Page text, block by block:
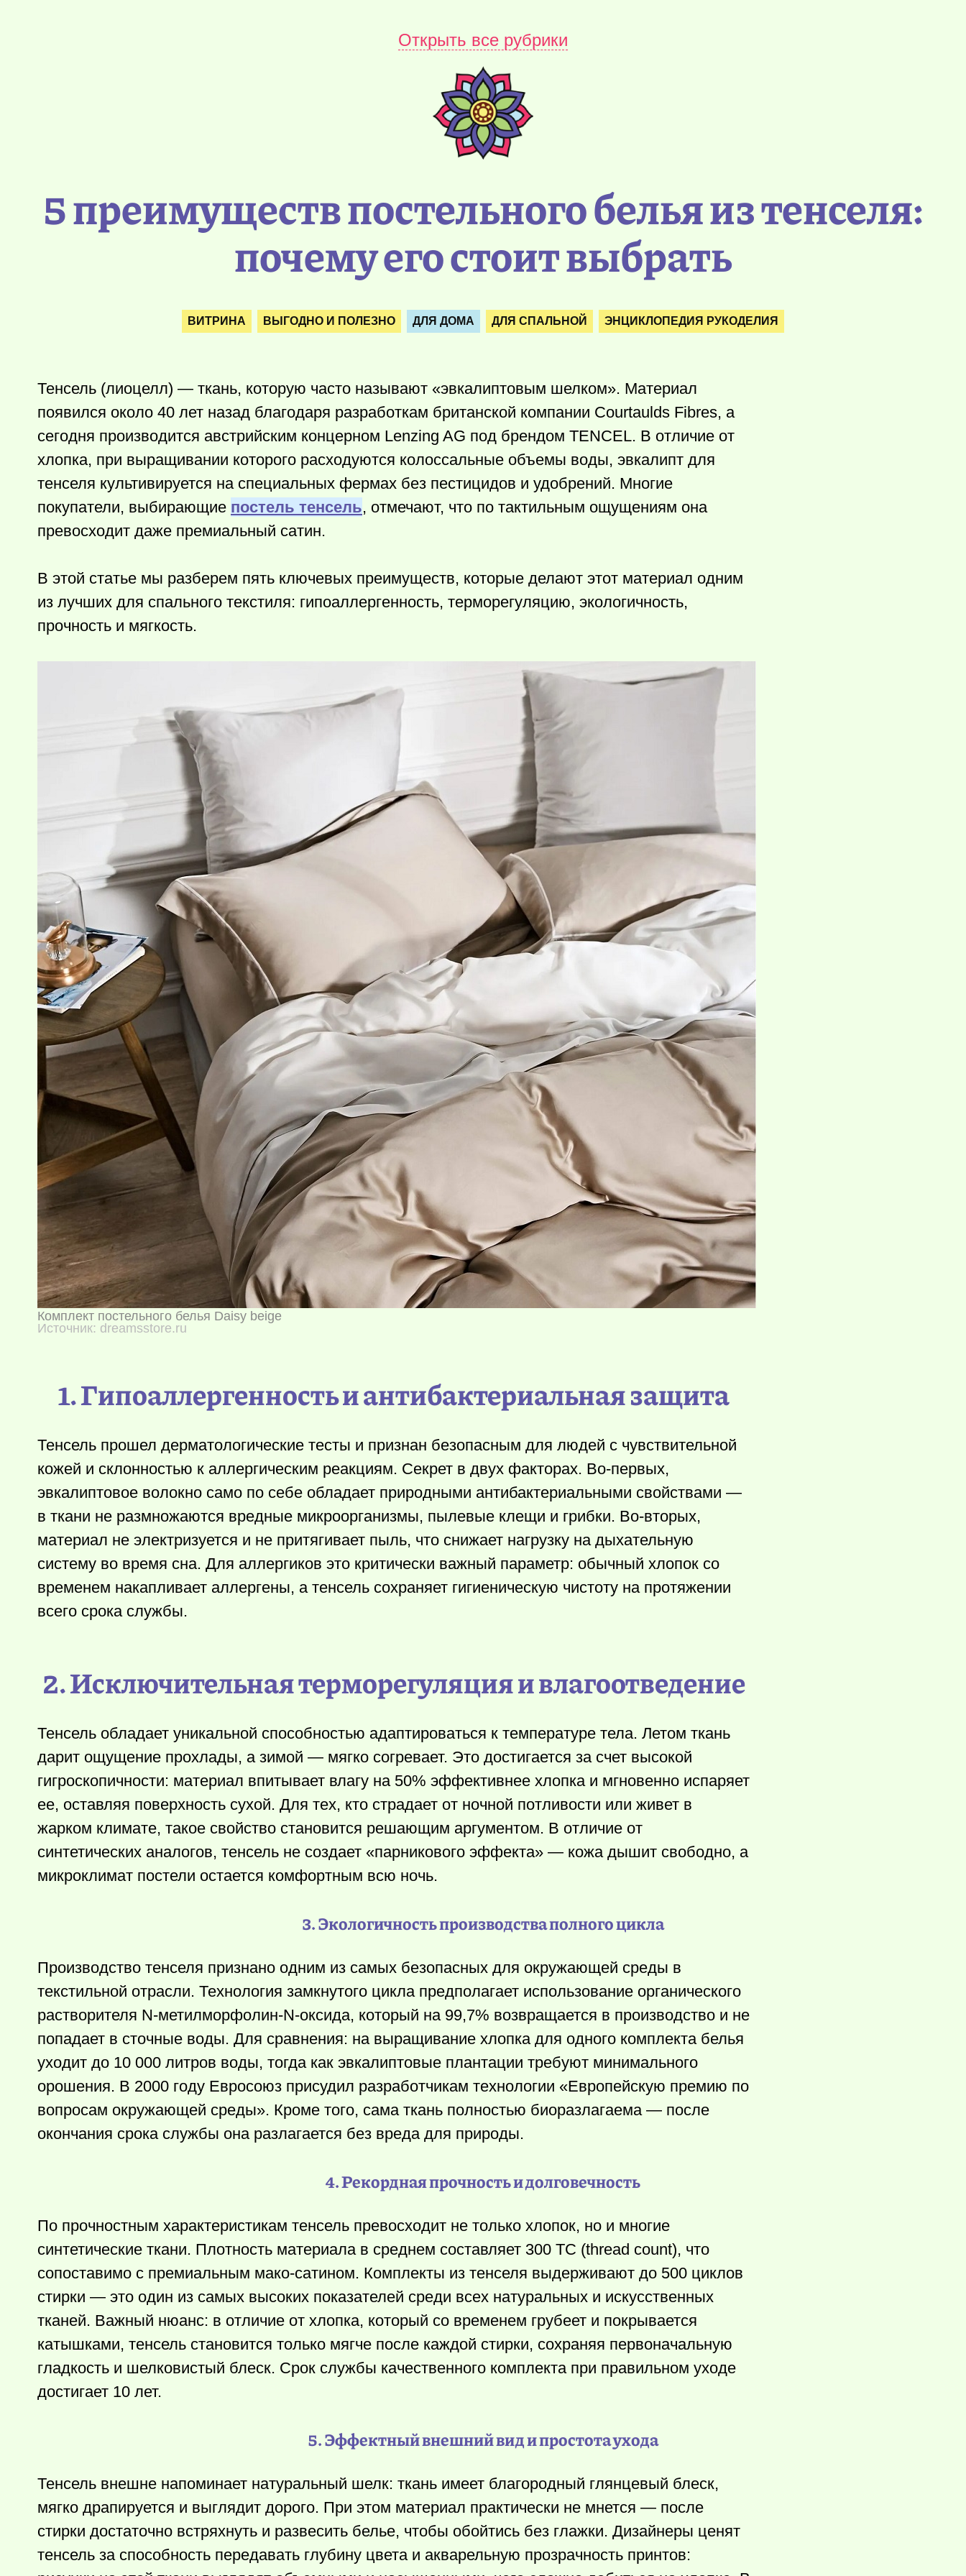
Открыть все рубрики
5 преимуществ постельного белья из тенселя:
почему его стоит выбрать
ВИТРИНА ВЫГОДНО И ПОЛЕЗНО ДЛЯ ДОМА ДЛЯ СПАЛЬНОЙ ЭНЦИКЛОПЕДИЯ РУКОДЕЛИЯ
Тенсель (лиоцелл) — ткань, которую часто называют «эвкалиптовым шелком». Материал
появился около 40 лет назад благодаря разработкам британской компании Courtaulds Fibres, а
сегодня производится австрийским концерном Lenzing AG под брендом TENCEL. В отличие от
хлопка, при выращивании которого расходуются колоссальные объемы воды, эвкалипт для
тенселя культивируется на специальных фермах без пестицидов и удобрений. Многие
покупатели, выбирающие постель тенсель, отмечают, что по тактильным ощущениям она
превосходит даже премиальный сатин.
В этой статье мы разберем пять ключевых преимуществ, которые делают этот материал одним
из лучших для спального текстиля: гипоаллергенность, терморегуляцию, экологичность,
прочность и мягкость.
Комплект постельного белья Daisy beige
Источник: dreamsstore.ru
1. Гипоаллергенность и антибактериальная защита
Тенсель прошел дерматологические тесты и признан безопасным для людей с чувствительной
кожей и склонностью к аллергическим реакциям. Секрет в двух факторах. Во-первых,
эвкалиптовое волокно само по себе обладает природными антибактериальными свойствами —
в ткани не размножаются вредные микроорганизмы, пылевые клещи и грибки. Во-вторых,
материал не электризуется и не притягивает пыль, что снижает нагрузку на дыхательную
систему во время сна. Для аллергиков это критически важный параметр: обычный хлопок со
временем накапливает аллергены, а тенсель сохраняет гигиеническую чистоту на протяжении
всего срока службы.
2. Исключительная терморегуляция и влагоотведение
Тенсель обладает уникальной способностью адаптироваться к температуре тела. Летом ткань
дарит ощущение прохлады, а зимой — мягко согревает. Это достигается за счет высокой
гигроскопичности: материал впитывает влагу на 50% эффективнее хлопка и мгновенно испаряет
ее, оставляя поверхность сухой. Для тех, кто страдает от ночной потливости или живет в
жарком климате, такое свойство становится решающим аргументом. В отличие от
синтетических аналогов, тенсель не создает «парникового эффекта» — кожа дышит свободно, а
микроклимат постели остается комфортным всю ночь.
3. Экологичность производства полного цикла
Производство тенселя признано одним из самых безопасных для окружающей среды в
текстильной отрасли. Технология замкнутого цикла предполагает использование органического
растворителя N-метилморфолин-N-оксида, который на 99,7% возвращается в производство и не
попадает в сточные воды. Для сравнения: на выращивание хлопка для одного комплекта белья
уходит до 10 000 литров воды, тогда как эвкалиптовые плантации требуют минимального
орошения. В 2000 году Евросоюз присудил разработчикам технологии «Европейскую премию по
вопросам окружающей среды». Кроме того, сама ткань полностью биоразлагаема — после
окончания срока службы она разлагается без вреда для природы.
4. Рекордная прочность и долговечность
По прочностным характеристикам тенсель превосходит не только хлопок, но и многие
синтетические ткани. Плотность материала в среднем составляет 300 ТС (thread count), что
сопоставимо с премиальным мако-сатином. Комплекты из тенселя выдерживают до 500 циклов
стирки — это один из самых высоких показателей среди всех натуральных и искусственных
тканей. Важный нюанс: в отличие от хлопка, который со временем грубеет и покрывается
катышками, тенсель становится только мягче после каждой стирки, сохраняя первоначальную
гладкость и шелковистый блеск. Срок службы качественного комплекта при правильном уходе
достигает 10 лет.
5. Эффектный внешний вид и простота ухода
Тенсель внешне напоминает натуральный шелк: ткань имеет благородный глянцевый блеск,
мягко драпируется и выглядит дорого. При этом материал практически не мнется — после
стирки достаточно встряхнуть и развесить белье, чтобы обойтись без глажки. Дизайнеры ценят
тенсель за способность передавать глубину цвета и акварельную прозрачность принтов: